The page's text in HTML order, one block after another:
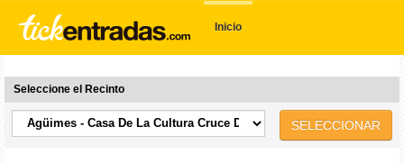
Inicio
Seleccione el Recinto
SELECCIONAR